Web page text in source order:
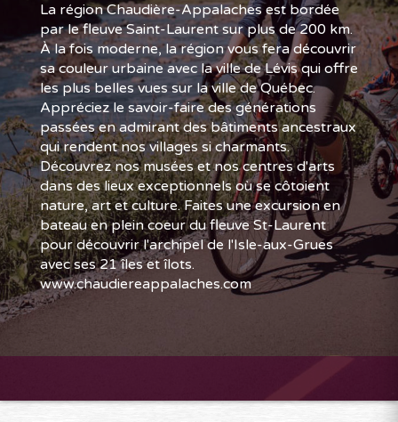
La région Chaudière-Appalaches est bordée
par le fleuve Saint-Laurent sur plus de 200 km.
À la fois moderne, la région vous fera découvrir
sa couleur urbaine avec la ville de Lévis qui offre
les plus belles vues sur la ville de Québec.
Appréciez le savoir-faire des générations
passées en admirant des bâtiments ancestraux
qui rendent nos villages si charmants.
Découvrez nos musées et nos centres d'arts
dans des lieux exceptionnels où se côtoient
nature, art et culture. Faites une excursion en
bateau en plein coeur du fleuve St-Laurent
pour découvrir l'archipel de l'Isle-aux-Grues
avec ses 21 îles et îlots.
www.chaudiereappalaches.com